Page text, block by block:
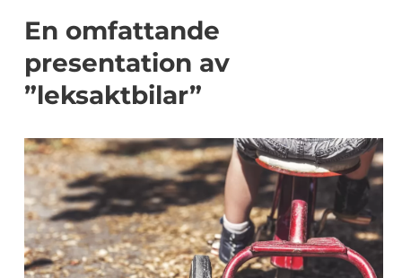
En omfattande
presentation av
”leksaktbilar”